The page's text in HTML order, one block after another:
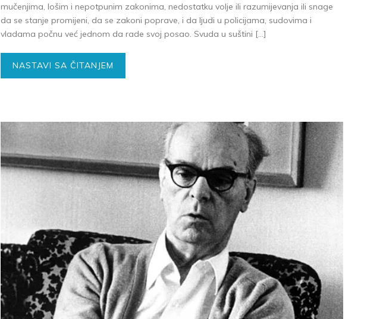
mučenjima, lošim i nepotpunim zakonima, nedostatku volje ili razumijevanja ili snage
da se stanje promijeni, da se zakoni poprave, i da ljudi u policijama, sudovima i
vladama počnu već jednom da rade svoj posao. Svuda u suštini […]
NASTAVI SA ČITANJEM